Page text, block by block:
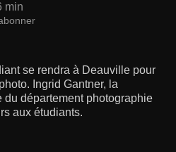
min
se rendra à Deauville pour
Ingrid Gantner, la
département photographie
aux étudiants.